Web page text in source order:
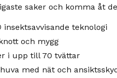
saker och komma åt
insektsavvisande teknologi
och mygg
i upp till 70 tvättar
med nät och